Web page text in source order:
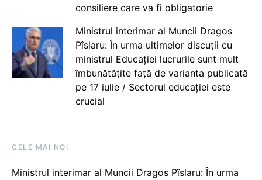
consiliere care va fi obligatorie
Ministrul interimar al Muncii Dragos
Pîslaru: În urma ultimelor discuții cu
ministrul Educației lucrurile sunt mult
îmbunătățite față de varianta publicată
pe 17 iulie / Sectorul educației este
crucial
CELE MAI NOI
Ministrul interimar al Muncii Dragos Pîslaru: În urma